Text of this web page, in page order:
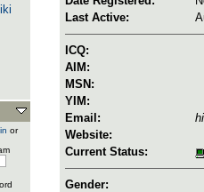
or
Last Active:
ICQ:
AIM:
MSN:
YIM:
Email:
Website:
Current Status:
Gender: